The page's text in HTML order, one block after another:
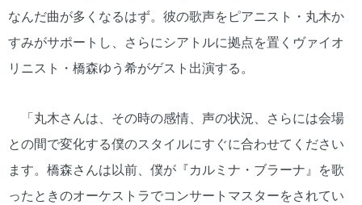
なんだ曲が多くなるはず。彼の歌声をピアニスト・丸木か
すみがサポートし、さらにシアトルに拠点を置くヴァイオ
リニスト・橋森ゆう希がゲスト出演する。
「丸木さんは、その時の感情、声の状況、さらには会場
との間で変化する僕のスタイルにすぐに合わせてください
ます。橋森さんは以前、僕が『カルミナ・ブラーナ』を歌
ったときのオーケストラでコンサートマスターをされてい